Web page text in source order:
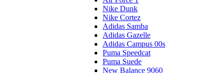
Nike Dunk
Nike Cortez
Adidas Samba
Adidas Gazelle
Adidas Campus 00s
Puma Speedcat
Puma Suede
New Balance 9060